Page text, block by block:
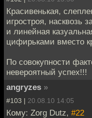
Красивенькая,
игростроя, насквозь
и линейная
цифирьками вместо
По совокупности
невероятный успех!!!
angryzes »
#103 | 20.08.10 14:05
Кому: Zorg Dutz, #22